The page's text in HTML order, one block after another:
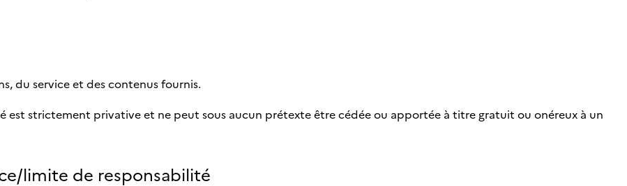
du service et des contenus fournis.
est strictement privative et ne peut sous aucun prétexte être cédée ou apportée à titre gratuit ou onéreux à un
limite de responsabilité